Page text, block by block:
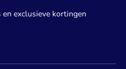
exclusieve kortingen